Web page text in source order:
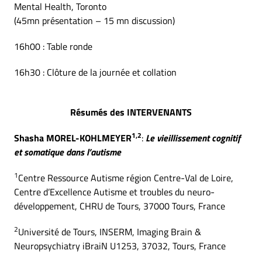
Mental Health, Toronto
(45mn présentation – 15 mn discussion)
16h00 : Table ronde
16h30 : Clôture de la journée et collation
Résumés des INTERVENANTS
Shasha MOREL-KOHLMEYER1,2: Le vieillissement cognitif
et somatique dans l’autisme
1Centre Ressource Autisme région Centre-Val de Loire,
Centre d’Excellence Autisme et troubles du neuro-
développement, CHRU de Tours, 37000 Tours, France
2Université de Tours, INSERM, Imaging Brain &
Neuropsychiatry iBraiN U1253, 37032, Tours, France